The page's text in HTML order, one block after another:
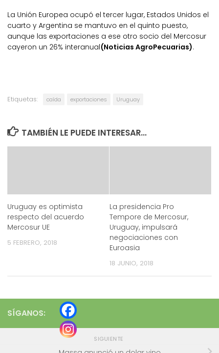
La Unión Europea ocupó el tercer lugar, Estados Unidos el
cuarto y Argentina se mantuvo en el quinto puesto,
aunque las exportaciones a ese otro socio del Mercosur
cayeron un 26% interanual(Noticias AgroPecuarias).
Etiquetas: caída exportaciones Uruguay
TAMBIÉN LE PUEDE INTERESAR...
Uruguay es optimista
respecto del acuerdo
Mercosur UE
5 FEBRERO, 2018
La presidencia Pro
Tempore de Mercosur,
Uruguay, impulsará
negociaciones con
Euroasia
18 JUNIO, 2018
SÍGANOS:
SIGUIENTE